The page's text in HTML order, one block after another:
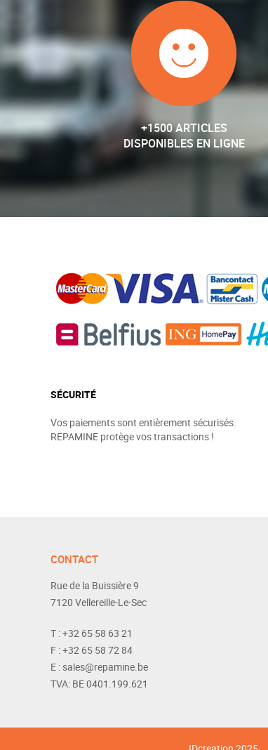
+1500 ARTICLES
DISPONIBLES EN LIGNE
SÉCURITÉ
Vos paiements sont entièrement sécurisés.
REPAMINE protège vos transactions !
CONTACT
Rue de la Buissière 9
7120 Vellereille-Le-Sec
T :+32 65 58 63 21
F :+32 65 58 72 84
E :sales@repamine.be
TVA: BE 0401.199.621